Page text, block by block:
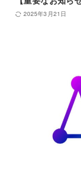
2025年3月21日